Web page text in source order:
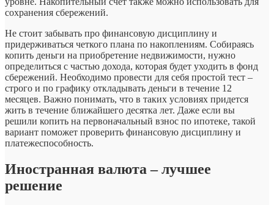
сохранения сбережений.
Не стоит забывать про финансовую дисциплину и
придерживаться четкого плана по накоплениям. Собираясь
копить деньги на приобретение недвижимости, нужно
определиться с частью дохода, которая будет уходить в фонд
сбережений. Необходимо провести для себя простой тест –
строго и по графику откладывать деньги в течение 12
месяцев. Важно понимать, что в таких условиях придется
жить в течение ближайшего десятка лет. Даже если вы
решили копить на первоначальный взнос по ипотеке, такой
вариант поможет проверить финансовую дисциплину и
платежеспособность.
Иностранная валюта – лучшее
решение